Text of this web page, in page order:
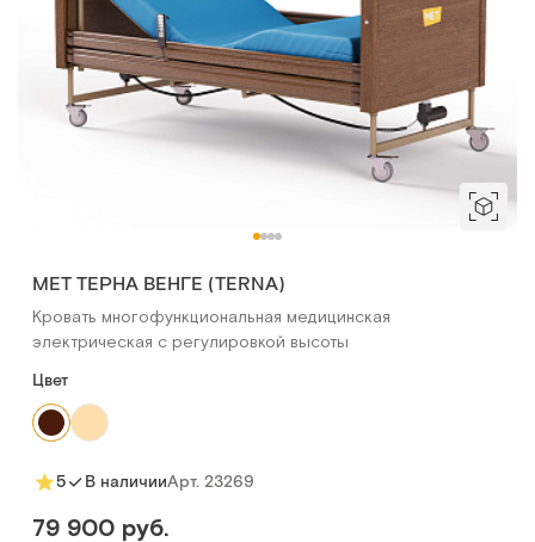
MET ТЕРНА ВЕНГЕ (TERNA)
Кровать многофункциональная медицинская
электрическая с регулировкой высоты
Цвет
5 В наличииАрт. 23269
79 900 руб.